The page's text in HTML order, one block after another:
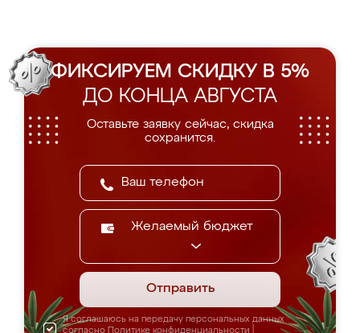
ФИКСИРУЕМ СКИДКУ В 5%
ДО КОНЦА АВГУСТА
Оставьте заявку сейчас, скидка
сохранится.
Желаемый бюджет
Отправить
Я соглашаюсь на передачу персональных данных
согласно Политике конфиденциальности